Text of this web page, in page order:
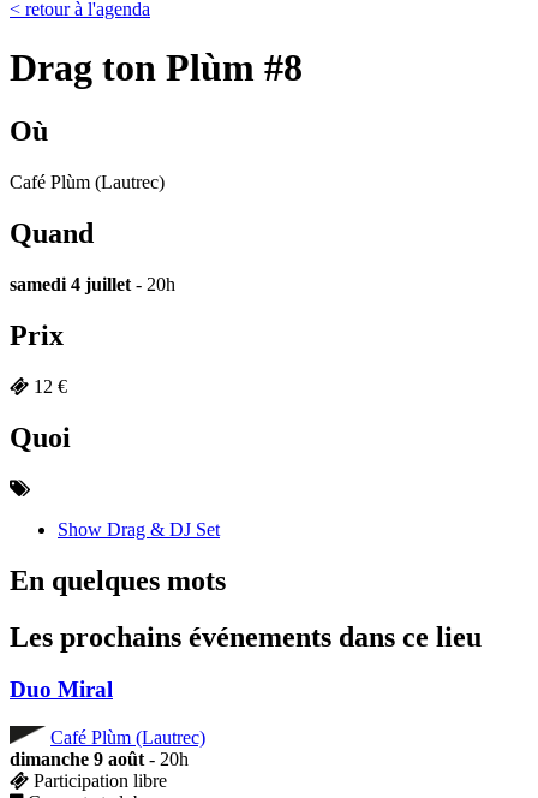
< retour à l'agenda
Drag ton Plùm #8
Où
Café Plùm (Lautrec)
Quand
samedi 4 juillet - 20h
Prix
12 €
Quoi
Show Drag & DJ Set
En quelques mots
Les prochains événements dans ce lieu
Duo Miral
Café Plùm (Lautrec)
dimanche 9 août - 20h
Participation libre